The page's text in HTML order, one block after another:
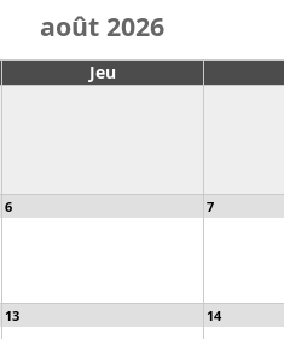
août 2026
Jeu
6 7
13 14